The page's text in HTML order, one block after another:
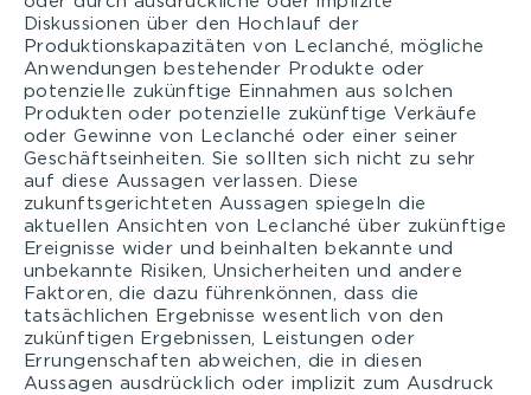
Diskussionen über den Hochlauf der
Produktionskapazitäten von Leclanché, mögliche
Anwendungen bestehender Produkte oder
potenzielle zukünftige Einnahmen aus solchen
Produkten oder potenzielle zukünftige Verkäufe
oder Gewinne von Leclanché oder einer seiner
Geschäftseinheiten. Sie sollten sich nicht zu sehr
auf diese Aussagen verlassen. Diese
zukunftsgerichteten Aussagen spiegeln die
aktuellen Ansichten von Leclanché über zukünftige
Ereignisse wider und beinhalten bekannte und
unbekannte Risiken, Unsicherheiten und andere
Faktoren, die dazu führenkönnen, dass die
tatsächlichen Ergebnisse wesentlich von den
zukünftigen Ergebnissen, Leistungen oder
Errungenschaften abweichen, die in diesen
Aussagen ausdrücklich oder implizit zum Ausdruck